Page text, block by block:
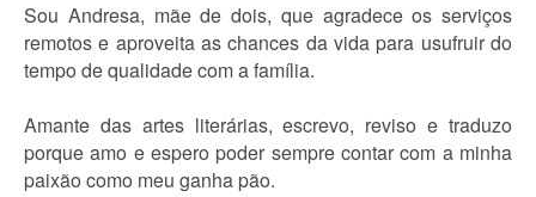
Sou Andresa, mãe de dois, que agradece os serviços
remotos e aproveita as chances da vida para usufruir do
tempo de qualidade com a família.
Amante das artes literárias, escrevo, reviso e traduzo
porque amo e espero poder sempre contar com a minha
paixão como meu ganha pão.